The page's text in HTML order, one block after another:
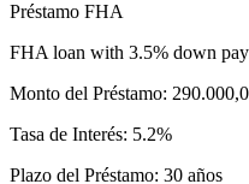
Préstamo FHA
FHA loan with 3.5% down
Monto del Préstamo:
Tasa de Interés: 5.2%
Plazo del Préstamo: 30 años